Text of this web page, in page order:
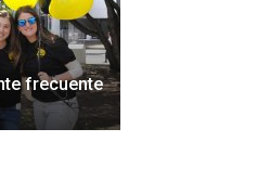
frecuente